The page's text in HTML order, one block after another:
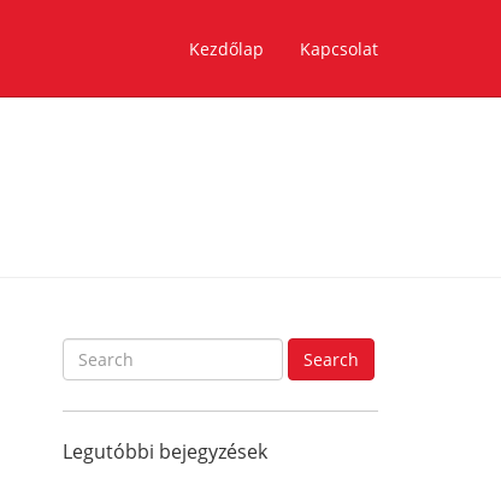
Kezdőlap Kapcsolat
S
e
c
Search
Legutóbbi bejegyzések